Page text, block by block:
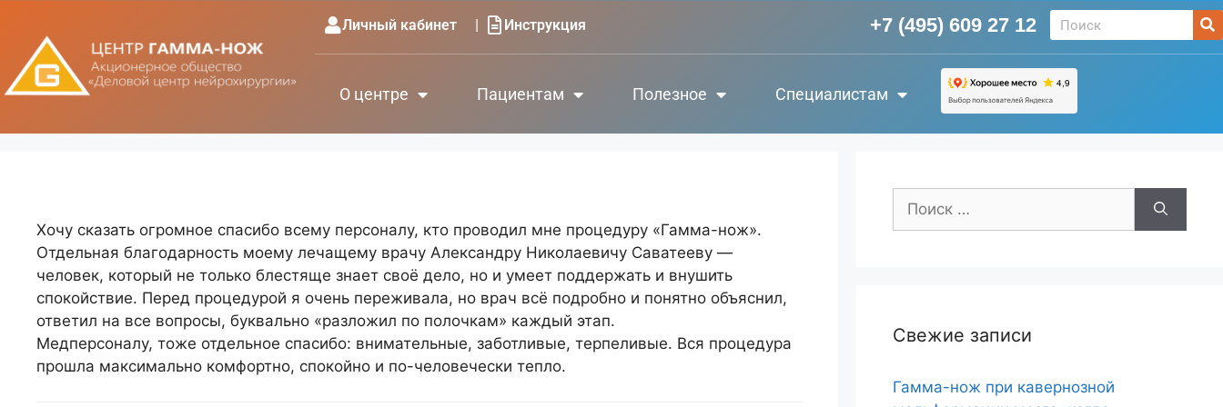
Личный кабинет | Инструкция +7 (495) 609 27 12
О центре Пациентам Полезное Специалистам
Хочу сказать огромное спасибо всему персоналу, кто проводил мне процедуру «Гамма-нож».
Отдельная благодарность моему лечащему врачу Александру Николаевичу Саватееву —
человек, который не только блестяще знает своё дело, но и умеет поддержать и внушить
спокойствие. Перед процедурой я очень переживала, но врач всё подробно и понятно объяснил,
ответил на все вопросы, буквально «разложил по полочкам» каждый этап.
Медперсоналу, тоже отдельное спасибо: внимательные, заботливые, терпеливые. Вся процедура
прошла максимально комфортно, спокойно и по-человечески тепло.
Свежие записи
Гамма-нож при кавернозной